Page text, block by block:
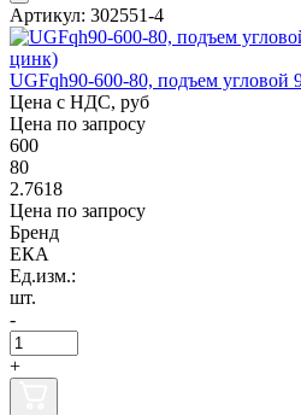
Артикул: 302551-4
UGFqh90-600-80, подъем
Цена с НДС, руб
Цена по запросу
600
80
2.7618
Цена по запросу
Бренд
ЕКА
Ед.изм.:
шт.
-
+